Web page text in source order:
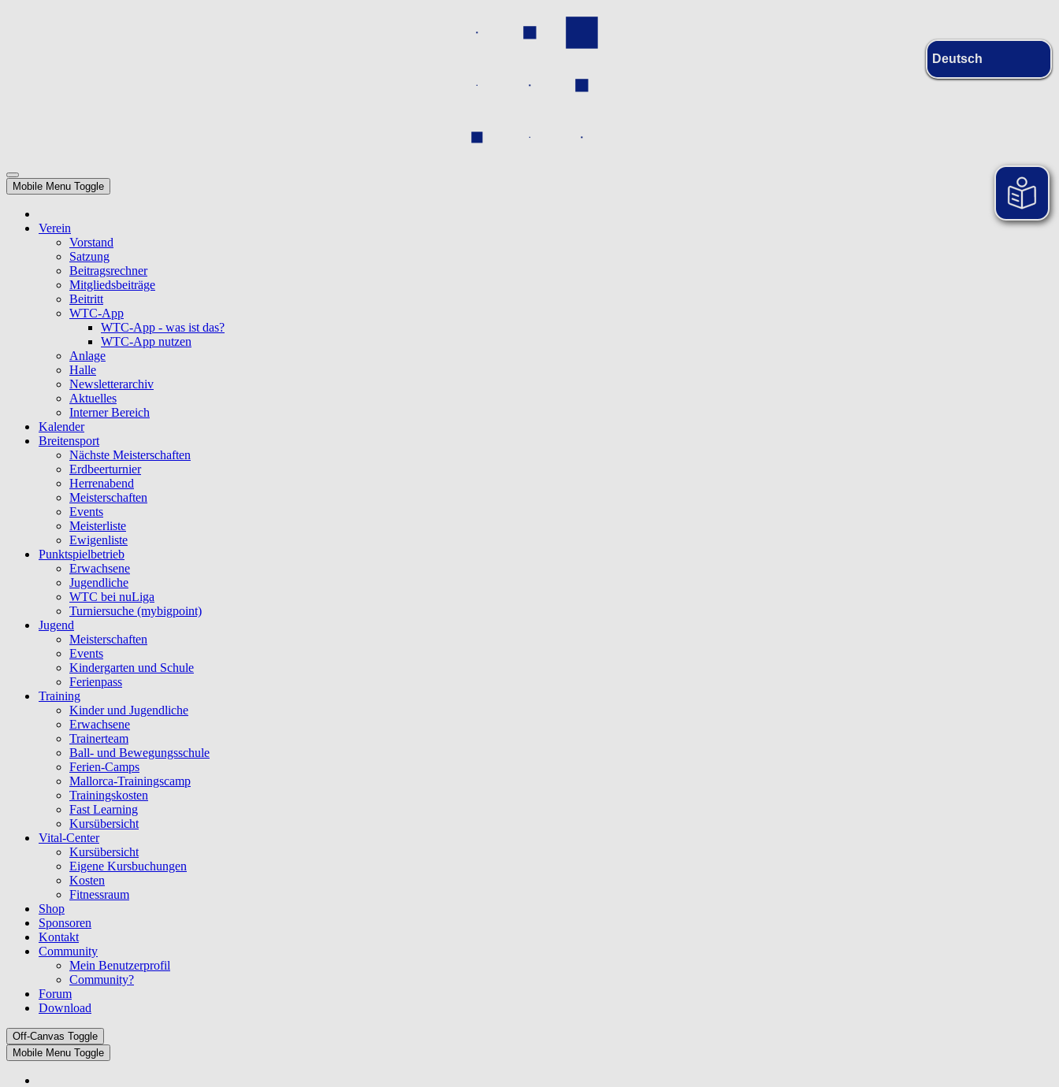
Mobile Menu Toggle
Verein
Vorstand
Satzung
Beitragsrechner
Mitgliedsbeiträge
Beitritt
WTC-App
WTC-App - was ist das?
WTC-App nutzen
Anlage
Halle
Newsletterarchiv
Aktuelles
Interner Bereich
Kalender
Breitensport
Nächste Meisterschaften
Erdbeerturnier
Herrenabend
Meisterschaften
Events
Meisterliste
Ewigenliste
Punktspielbetrieb
Erwachsene
Jugendliche
WTC bei nuLiga
Turniersuche (mybigpoint)
Jugend
Meisterschaften
Events
Kindergarten und Schule
Ferienpass
Training
Kinder und Jugendliche
Erwachsene
Trainerteam
Ball- und Bewegungsschule
Ferien-Camps
Mallorca-Trainingscamp
Trainingskosten
Fast Learning
Kursübersicht
Vital-Center
Kursübersicht
Eigene Kursbuchungen
Kosten
Fitnessraum
Shop
Sponsoren
Kontakt
Community
Mein Benutzerprofil
Community?
Forum
Download
Off-Canvas Toggle
Mobile Menu Toggle